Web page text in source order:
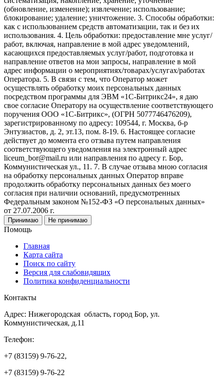
(обновление, изменение); извлечение; использование;
блокирование; удаление; уничтожение. 3. Способы обработки:
как с использованием средств автоматизации, так и без их
использования. 4. Цель обработки: предоставление мне услуг/
работ, включая, направление в мой адрес уведомлений,
касающихся предоставляемых услуг/работ, подготовка и
направление ответов на мои запросы, направление в мой
адрес информации о мероприятиях/товарах/услугах/работах
Оператора. 5. В связи с тем, что Оператор может
осуществлять обработку моих персональных данных
посредством программы для ЭВМ «1С-Битрикс24», я даю
свое согласие Оператору на осуществление соответствующего
поручения ООО «1С-Битрикс», (ОГРН 5077746476209),
зарегистрированному по адресу: 109544, г. Москва, б-р
Энтузиастов, д. 2, эт.13, пом. 8-19. 6. Настоящее согласие
действует до момента его отзыва путем направления
соответствующего уведомления на электронный адрес
liceum_bor@mail.ru или направления по адресу г. Бор,
Коммунистическая ул., 11. 7. В случае отзыва мною согласия
на обработку персональных данных Оператор вправе
продолжить обработку персональных данных без моего
согласия при наличии оснований, предусмотренных
Федеральным законом №152-ФЗ «О персональных данных»
от 27.07.2006 г.
Принимаю Не принимаю
Помощь
Главная
Карта сайта
Поиск по сайту
Версия для слабовидящих
Политика конфиденциальности
Контакты
Адрес: Нижегородская область, город Бор, ул.
Коммунистическая, д.11
Телефон:
+7 (83159) 9-76-22,
+7 (83159) 9-76-22